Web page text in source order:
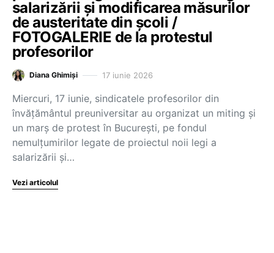
salarizării și modificarea măsurilor
de austeritate din școli /
FOTOGALERIE de la protestul
profesorilor
Diana Ghimiși 17 iunie 2026
Miercuri, 17 iunie, sindicatele profesorilor din
învățământul preuniversitar au organizat un miting și
un marș de protest în București, pe fondul
nemulțumirilor legate de proiectul noii legi a
salarizării și…
Vezi articolul